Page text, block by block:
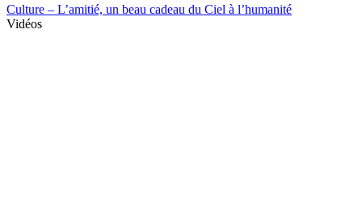
Culture – L’amitié, un beau cadeau du Ciel à l’humanité
Vidéos